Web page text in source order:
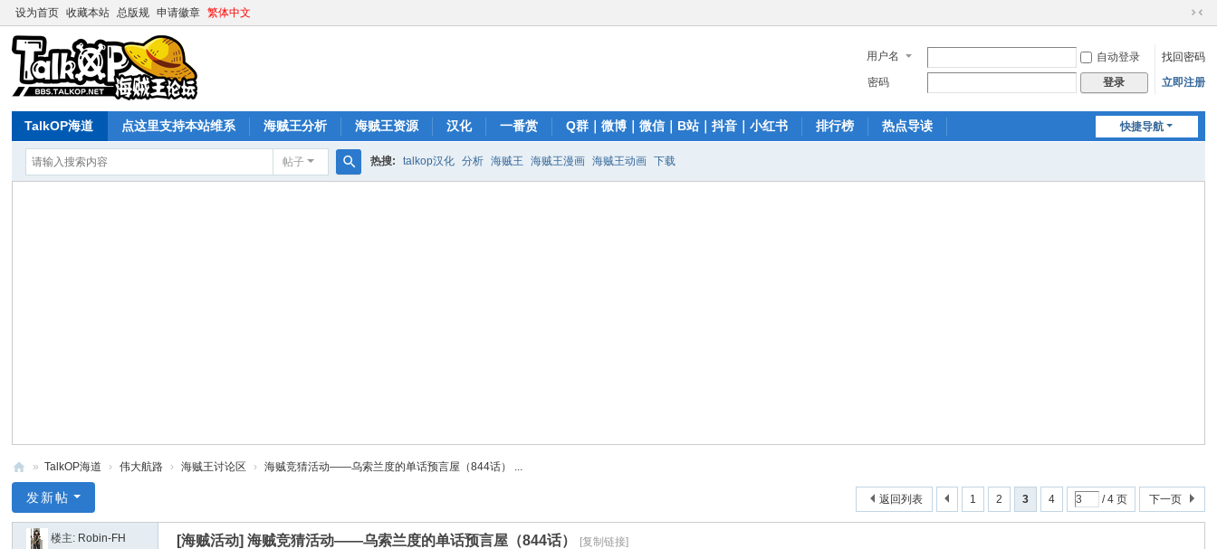
设为首页 收藏本站 总版规 申请徽章 繁体中文
切
到
窄
用户名 自动登录
找回密码
密码
登录 立即注册
快捷导航
TalkOP海道 点这里支持本站维系 海贼王分析 海贼王资源 汉化 一番赏 Q群｜微博｜微信｜B站｜抖音｜小红书 排行榜 热点导读
帖子
搜
热搜: talkop汉化 分析 海贼王 海贼王漫画 海贼王动画 下载
lk
» TalkOP海道 › 伟大航路 › 海贼王讨论区 › 海贼竞猜活动——乌索兰度的单话预言屋（844话） ...
1 2 3 4 / 4 页 下一页
返回列表
发新帖
楼主: Robin-FH [海贼活动]海贼竞猜活动——乌索兰度的单话预言屋（844话） [复制链接]